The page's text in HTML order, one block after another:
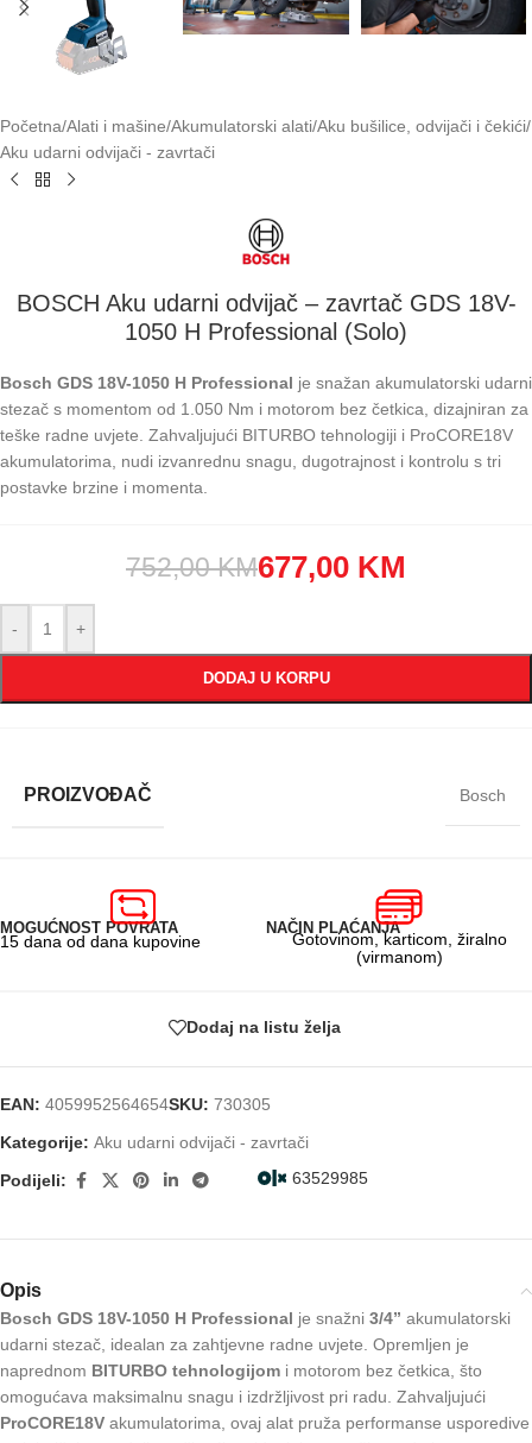
Početna/Alati i mašine/Akumulatorski alati/Aku bušilice, odvijači i čekići/
Aku udarni odvijači - zavrtači
BOSCH Aku udarni odvijač – zavrtač GDS 18V-
1050 H Professional (Solo)
Bosch GDS 18V-1050 H Professional je snažan akumulatorski udarni
stezač s momentom od 1.050 Nm i motorom bez četkica, dizajniran za
teške radne uvjete. Zahvaljujući BITURBO tehnologiji i ProCORE18V
akumulatorima, nudi izvanrednu snagu, dugotrajnost i kontrolu s tri
postavke brzine i momenta.
752,00KM677,00 KM
- +
DODAJ U KORPU
PROIZVOĐAČ Bosch
MOGUĆNOST POVRATA
15 dana od dana kupovine
NAČIN PLAĆANJA
Gotovinom, karticom, žiralno
(virmanom)
Dodaj na listu želja
EAN: 4059952564654SKU: 730305
Kategorije: Aku udarni odvijači - zavrtači
63529985
Podijeli:
Opis
Bosch GDS 18V-1050 H Professional je snažni 3/4” akumulatorski
udarni stezač, idealan za zahtjevne radne uvjete. Opremljen je
naprednom BITURBO tehnologijom i motorom bez četkica, što
omogućava maksimalnu snagu i izdržljivost pri radu. Zahvaljujući
ProCORE18V akumulatorima, ovaj alat pruža performanse usporedive